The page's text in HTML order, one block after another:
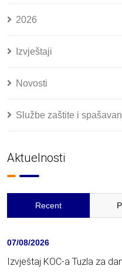
2026
Izvještaji
Novosti
Službe zaštite i
Aktuelnosti
Recent
07/08/2026
Izvještaj KOC-a Tuzla za